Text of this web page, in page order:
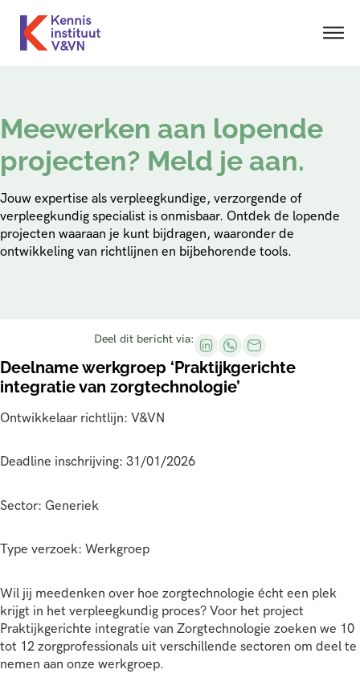
Meewerken aan lopende
projecten? Meld je aan.
Jouw expertise als verpleegkundige, verzorgende of
verpleegkundig specialist is onmisbaar. Ontdek de lopende
projecten waaraan je kunt bijdragen, waaronder de
ontwikkeling van richtlijnen en bijbehorende tools.
Deel dit bericht via:
Deelname werkgroep ‘Praktijkgerichte
integratie van zorgtechnologie’
Ontwikkelaar richtlijn: V&VN
Deadline inschrijving: 31/01/2026
Sector: Generiek
Type verzoek: Werkgroep
Wil jij meedenken over hoe zorgtechnologie écht een plek
krijgt in het verpleegkundig proces? Voor het project
Praktijkgerichte integratie van Zorgtechnologie zoeken we 10
tot 12 zorgprofessionals uit verschillende sectoren om deel te
nemen aan onze werkgroep.